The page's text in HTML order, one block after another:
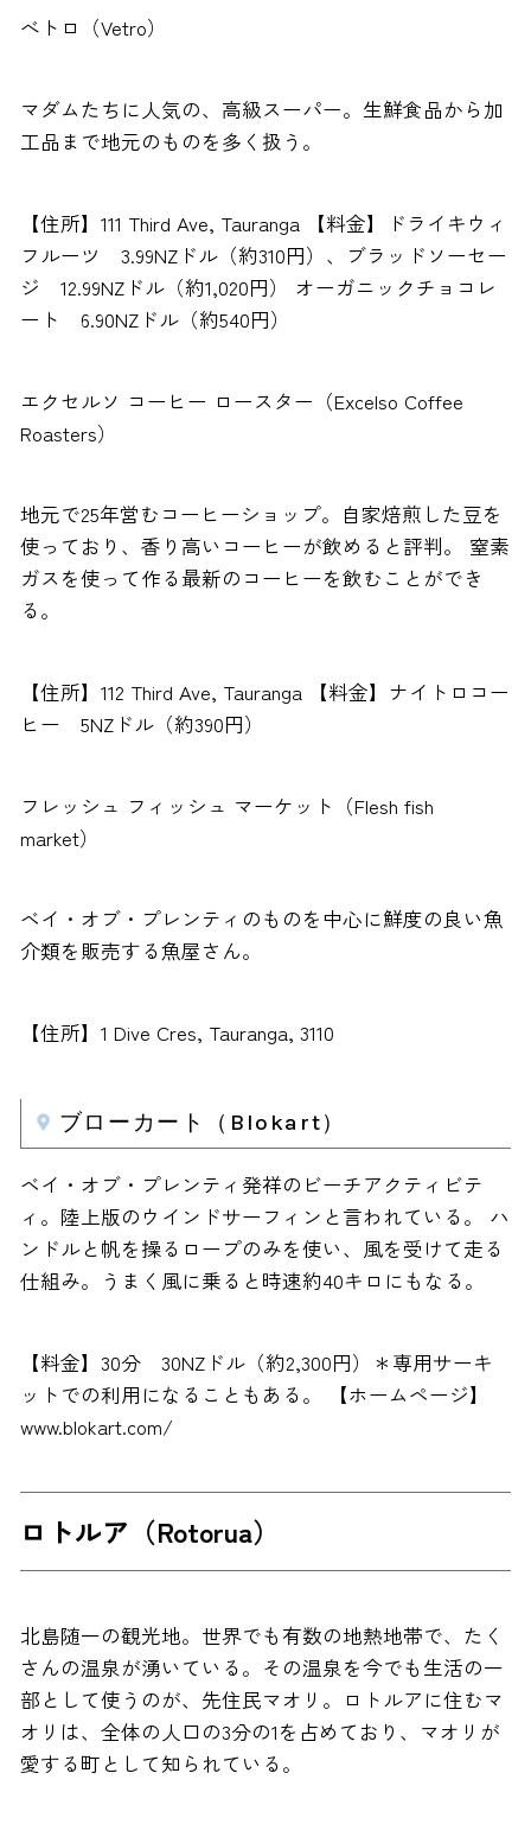
べトロ（Vetro）
マダムたちに人気の、高級スーパー。生鮮食品から加
工品まで地元のものを多く扱う。
【住所】111 Third Ave, Tauranga 【料金】ドライキウィ
フルーツ 3.99NZドル（約310円）、ブラッドソーセー
ジ 12.99NZドル（約1,020円） オーガニックチョコレ
ート 6.90NZドル（約540円）
エクセルソ コーヒー ロースター（Excelso Coffee
Roasters）
地元で25年営むコーヒーショップ。自家焙煎した豆を
使っており、香り高いコーヒーが飲めると評判。 窒素
ガスを使って作る最新のコーヒーを飲むことができ
る。
【住所】112 Third Ave, Tauranga 【料金】ナイトロコー
ヒー 5NZドル（約390円）
フレッシュ フィッシュ マーケット（Flesh fish
market）
ベイ・オブ・プレンティのものを中心に鮮度の良い魚
介類を販売する魚屋さん。
【住所】1 Dive Cres, Tauranga, 3110
ブローカート（Blokart）
ベイ・オブ・プレンティ発祥のビーチアクティビテ
ィ。陸上版のウインドサーフィンと言われている。 ハ
ンドルと帆を操るロープのみを使い、風を受けて走る
仕組み。うまく風に乗ると時速約40キロにもなる。
【料金】30分 30NZドル（約2,300円）＊専用サーキ
ットでの利用になることもある。 【ホームページ】
www.blokart.com/
ロトルア（Rotorua）
北島随一の観光地。世界でも有数の地熱地帯で、たく
さんの温泉が湧いている。その温泉を今でも生活の一
部として使うのが、先住民マオリ。ロトルアに住むマ
オリは、全体の人口の3分の1を占めており、マオリが
愛する町として知られている。